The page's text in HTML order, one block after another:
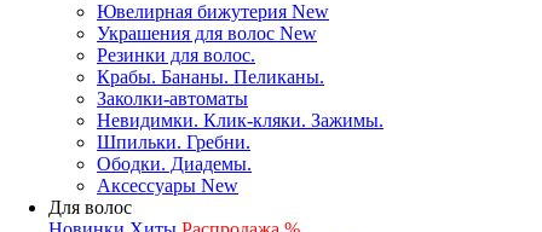
Ювелирная бижутерия New
Украшения для волос New
Резинки для волос.
Крабы. Бананы. Пеликаны.
Заколки-автоматы
Невидимки. Клик-кляки. Зажимы.
Шпильки. Гребни.
Ободки. Диадемы.
Аксессуары New
Для волос